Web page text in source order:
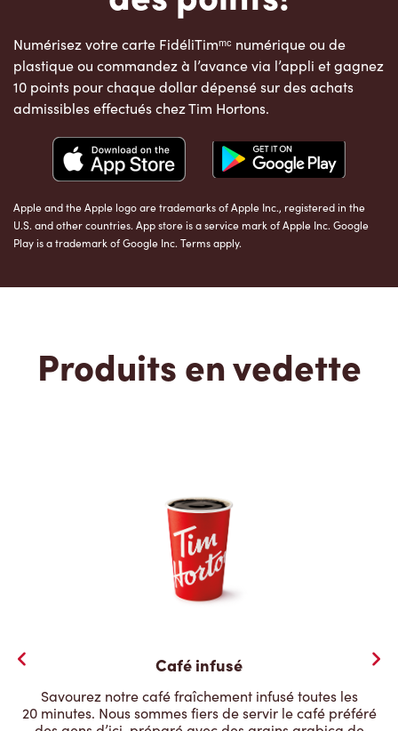
Numérisez votre carte FidéliTimᵐᶜ numérique ou de
plastique ou commandez à l’avance via l’appli et gagnez
10 points pour chaque dollar dépensé sur des achats
admissibles effectués chez Tim Hortons.
Apple and the Apple logo are trademarks of Apple Inc., registered in the
U.S. and other countries. App store is a service mark of Apple Inc. Google
Play is a trademark of Google Inc. Terms apply.
Produits en vedette
Café infusé
Savourez notre café fraîchement infusé toutes les
20 minutes. Nous sommes fiers de servir le café préféré